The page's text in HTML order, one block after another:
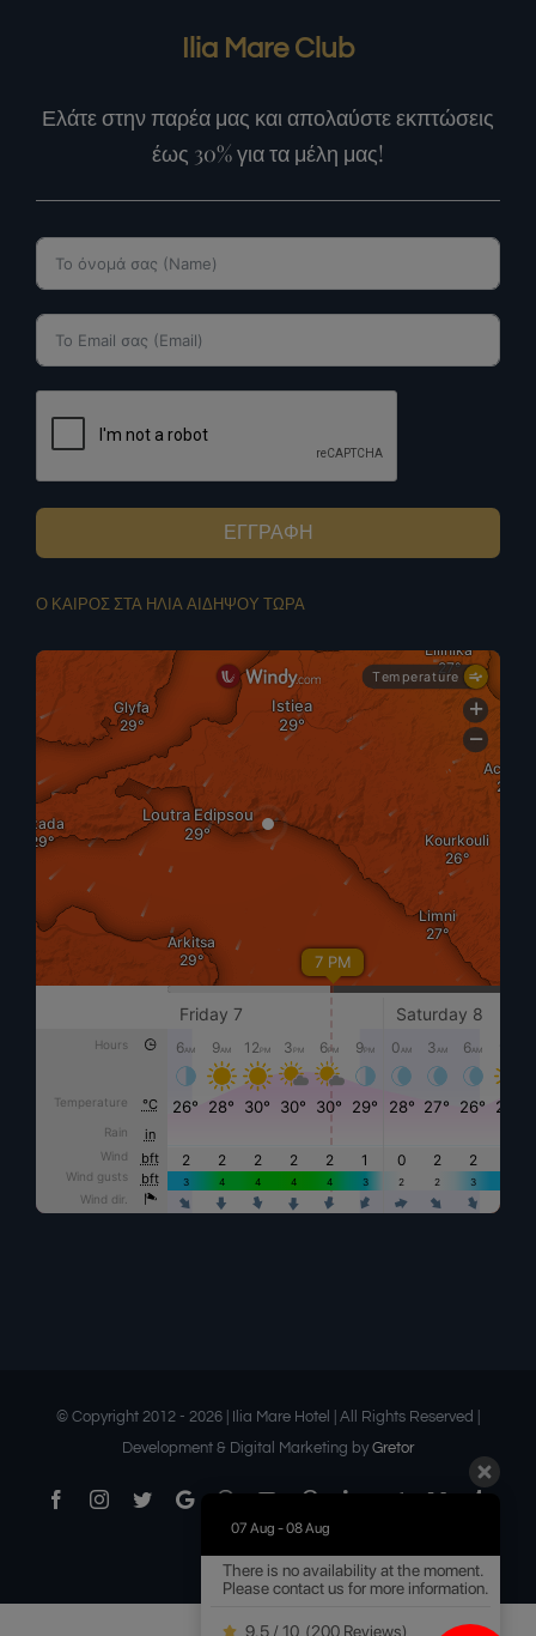
Ilia Mare Club
Ελάτε στην παρέα μας και απολαύστε εκπτώσεις
έως 30% για τα μέλη μας!
ΕΓΓΡΑΦΗ
Ο ΚΑΙΡΟΣ ΣΤΑ ΗΛΙΑ ΑΙΔΗΨΟΥ ΤΩΡΑ
© Copyright 2012 - 2026 | Ilia Mare Hotel | All Rights Reserved |
Development & Digital Marketing by Gretor
FacebookInstagram
TwitterGoogleThreads YouTubePinterestLinkedInTelegramMedium
FlickrEmail
07 Aug - 08 Aug
There is no availability at the moment.
Please contact us for more information.
9.5 / 10 (200 Reviews)